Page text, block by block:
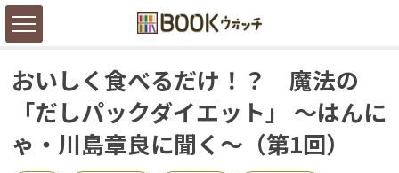
おいしく食べるだけ！？ 魔法の
「だしパックダイエット」 ～はんに
ゃ・川島章良に聞く～（第1回）